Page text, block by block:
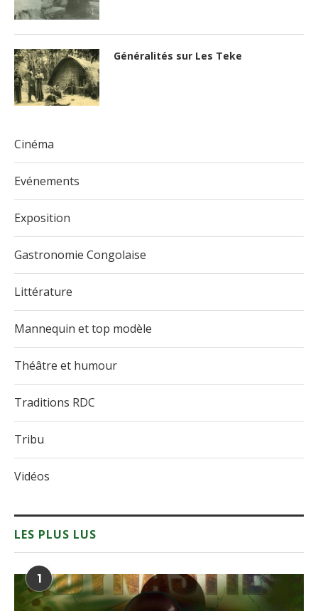
Généralités sur Les Teke
Cinéma
Evénements
Exposition
Gastronomie Congolaise
Littérature
Mannequin et top modèle
Théâtre et humour
Traditions RDC
Tribu
Vidéos
LES PLUS LUS
1